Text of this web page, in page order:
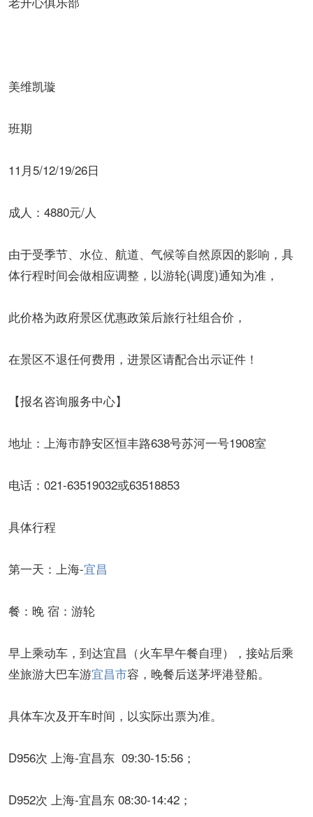
美维凯璇
班期
11月5/12/19/26日
成人：4880元/人
由于受季节、水位、航道、气候等自然原因的影响，具
体行程时间会做相应调整，以游轮(调度)通知为准，
此价格为政府景区优惠政策后旅行社组合价，
在景区不退任何费用，进景区请配合出示证件！
【报名咨询服务中心】
地址：上海市静安区恒丰路638号苏河一号1908室
电话：021-63519032或63518853
具体行程
第一天：上海-宜昌
餐：晚 宿：游轮
早上乘动车，到达宜昌（火车早午餐自理），接站后乘
坐旅游大巴车游宜昌市容，晚餐后送茅坪港登船。
具体车次及开车时间，以实际出票为准。
D956次 上海-宜昌东 09:30-15:56；
D952次 上海-宜昌东 08:30-14:42；